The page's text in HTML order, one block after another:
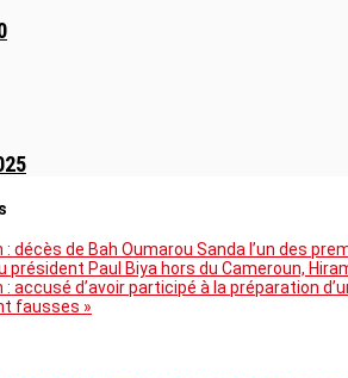
: décès de Bah Oumarou Sanda l’un des
président Paul Biya hors du Cameroun,
: accusé d’avoir participé à la préparation
fausses »